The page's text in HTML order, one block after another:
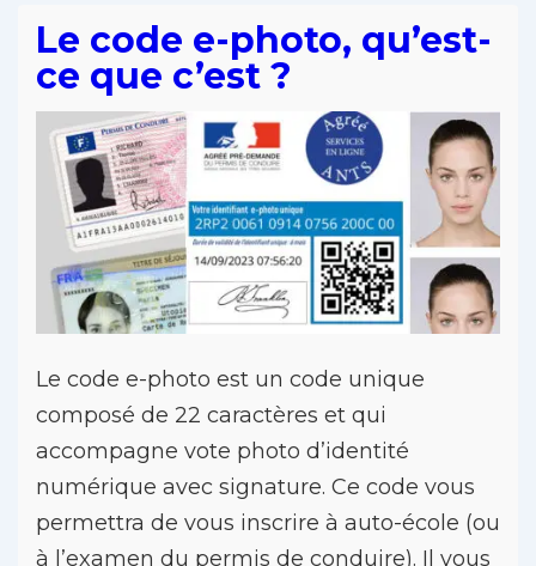
Le code e-photo, qu’est-
ce que c’est ?
Le code e-photo est un code unique
composé de 22 caractères et qui
accompagne vote photo d’identité
numérique avec signature. Ce code vous
permettra de vous inscrire à auto-école (ou
à l’examen du permis de conduire). Il vous